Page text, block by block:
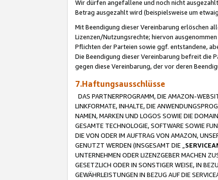
Wir dürfen angefallene und noch nicht
Betrag ausgezahlt wird (beispielsweise um
Mit Beendigung dieser Vereinbarung erlöschen
Lizenzen/Nutzungsrechte; hiervon
Pflichten der Parteien sowie ggf. entstandene,
Die Beendigung dieser Vereinbarung befreit die
gegen diese Vereinbarung, der vor deren
7.Haftungsausschlüsse
DAS PARTNERPROGRAMM, DIE AMAZON-
LINKFORMATE, INHALTE, DIE
NAMEN, MARKEN UND LOGOS SOWIE DIE
GESAMTE TECHNOLOGIE, SOFTWARE SOWIE
DIE VON ODER IM AUFTRAG VON AMAZON,
GENUTZT WERDEN (INSGESAMT DIE „
UNTERNEHMEN ODER LIZENZGEBER MACHEN
GESETZLICH ODER IN SONSTIGER WEISE, IN
GEWÄHRLEISTUNGEN IN BEZUG AUF DIE